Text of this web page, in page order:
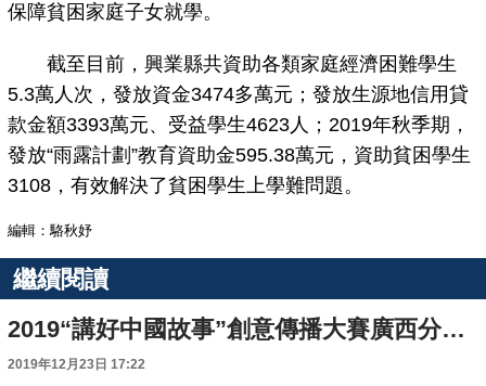
保障貧困家庭子女就學。
截至目前，興業縣共資助各類家庭經濟困難學生
5.3萬人次，發放資金3474多萬元；發放生源地信用貸
款金額3393萬元、受益學生4623人；2019年秋季期，
發放“雨露計劃”教育資助金595.38萬元，資助貧困學生
3108，有效解決了貧困學生上學難問題。
編輯：駱秋妤
繼續閱讀
2019“講好中國故事”創意傳播大賽廣西分站賽圓滿結束
2019年12月23日 17:22